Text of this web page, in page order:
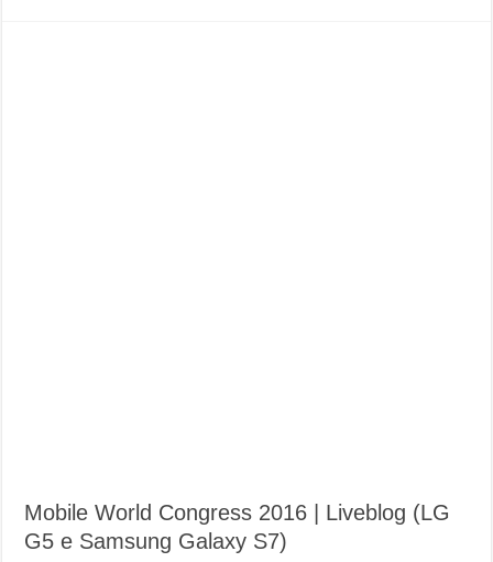
Mobile World Congress 2016 | Liveblog (LG
G5 e Samsung Galaxy S7)